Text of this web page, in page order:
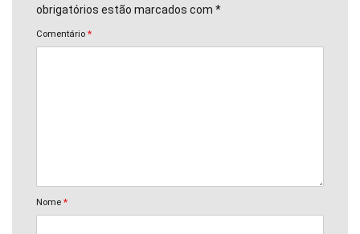
obrigatórios estão marcados com *
Comentário *
Nome *